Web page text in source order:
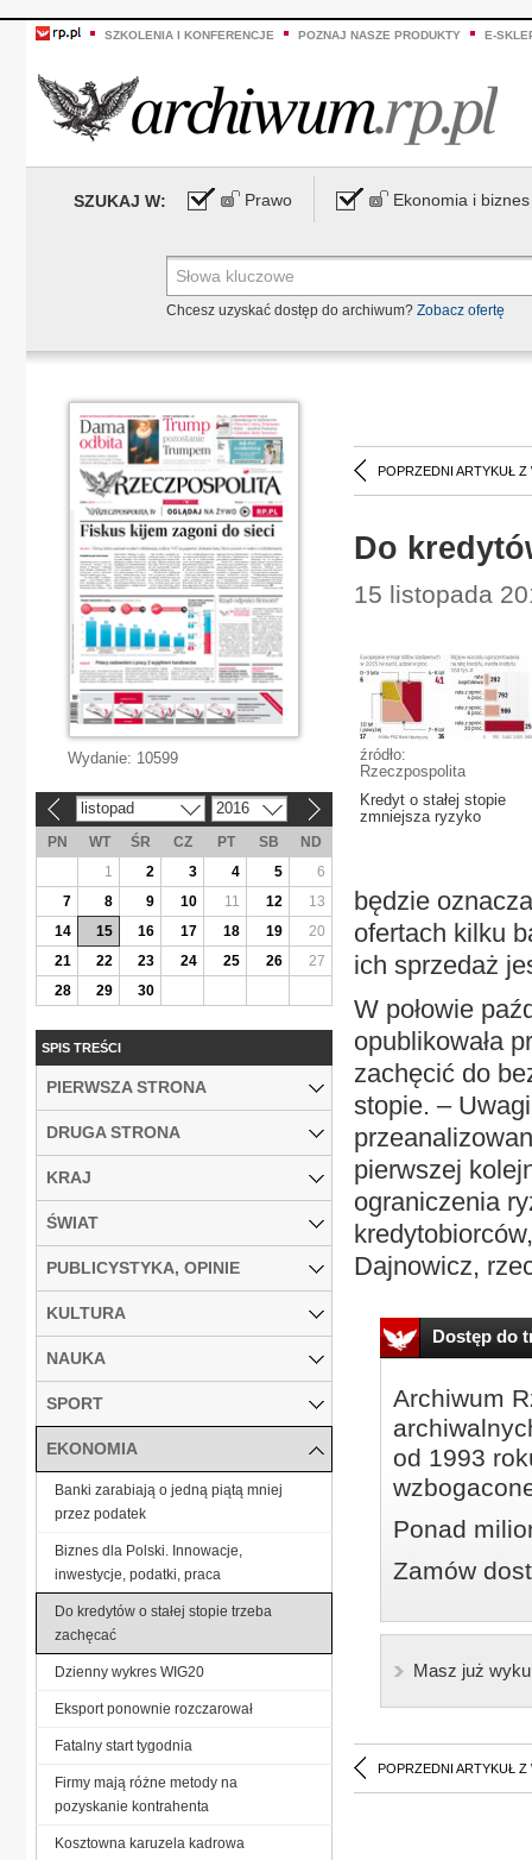
SZKOLENIA I KONFERENCJE POZNAJ NASZE PRODUKTY E-
SZUKAJ W: Prawo Ekonomia i biznes
Chcesz uzyskać dostęp do archiwum? Zobacz ofertę
POPRZEDNI ARTYKUŁ Z
Do
15 listopada
źródło:
Rzeczpospolita
Kredyt o stałej stopie
zmniejsza ryzyko
będzie
ofertach kilku
ich sprzedaż
W połowie
opublikowała
zachęcić do
stopie. –
pierwszej
ograniczenia
Dajnowicz,
Dostęp do
Archiwum
od 1993
Ponad
Zamów
Masz już
POPRZEDNI ARTYKUŁ Z
Wydanie: 10599
listopad 2016
PN WT ŚR CZ PT SB
ND
1
2 3 4 5
6
7
8 9 10 11 12
13
14
15 16 17 18 19
20
21
22 23 24 25 26
27
28
29 30
SPIS TREŚCI
PIERWSZA STRONA
DRUGA STRONA
KRAJ
ŚWIAT
PUBLICYSTYKA, OPINIE
KULTURA
NAUKA
SPORT
EKONOMIA
Banki zarabiają o jedną piątą mniej
przez podatek
Biznes dla Polski. Innowacje,
inwestycje, podatki, praca
Do kredytów o stałej stopie trzeba
zachęcać
Dzienny wykres WIG20
Eksport ponownie rozczarował
Fatalny start tygodnia
Firmy mają różne metody na
pozyskanie kontrahenta
Kosztowna karuzela kadrowa